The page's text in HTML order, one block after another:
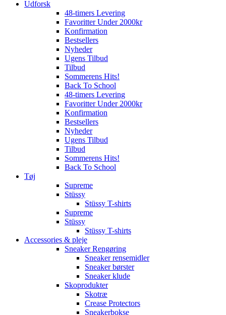
Udforsk
48-timers Levering
Favoritter Under 2000kr
Konfirmation
Bestsellers
Nyheder
Ugens Tilbud
Tilbud
Sommerens Hits!
Back To School
48-timers Levering
Favoritter Under 2000kr
Konfirmation
Bestsellers
Nyheder
Ugens Tilbud
Tilbud
Sommerens Hits!
Back To School
Tøj
Supreme
Stüssy
Stüssy T-shirts
Supreme
Stüssy
Stüssy T-shirts
Accessories & pleje
Sneaker Rengøring
Sneaker rensemidler
Sneaker børster
Sneaker klude
Skoprodukter
Skotræ
Crease Protectors
Sneakerbokse